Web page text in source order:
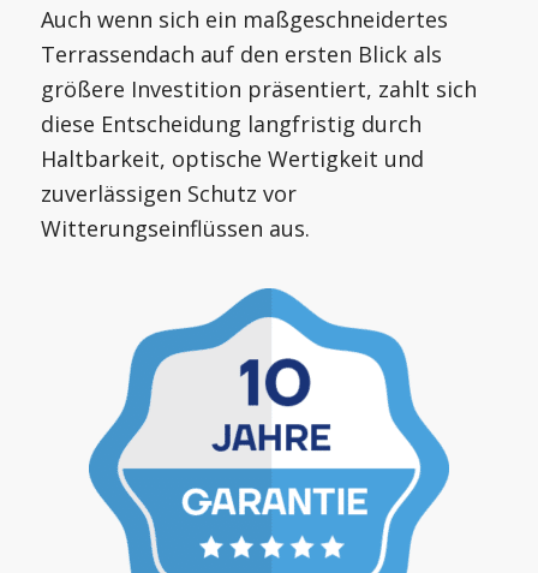
Auch wenn sich ein maßgeschneidertes
Terrassendach auf den ersten Blick als
größere Investition präsentiert, zahlt sich
diese Entscheidung langfristig durch
Haltbarkeit, optische Wertigkeit und
zuverlässigen Schutz vor
Witterungseinflüssen aus.